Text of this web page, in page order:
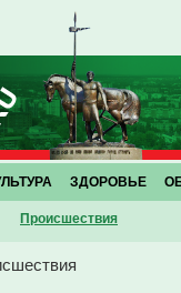
Проиcшествия
ЗДОРОВЬЕ